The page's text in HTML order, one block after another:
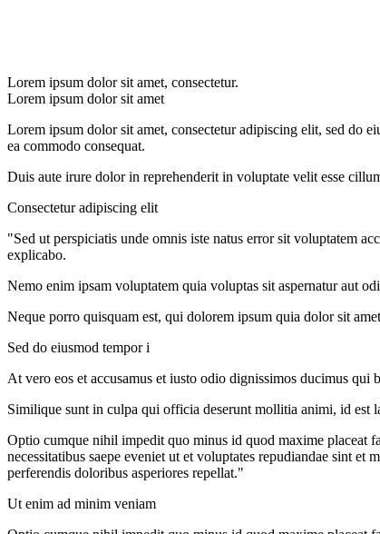
Lorem ipsum dolor sit amet, consectetur.
Lorem ipsum dolor sit amet
Lorem ipsum dolor sit amet, consectetur adipiscing elit, sed do
ea commodo consequat.
Duis aute irure dolor in reprehenderit in voluptate velit esse
Consectetur adipiscing elit
"Sed ut perspiciatis unde omnis iste natus error sit voluptatem
explicabo.
Nemo enim ipsam voluptatem quia voluptas sit aspernatur aut
Neque porro quisquam est, qui dolorem ipsum quia dolor sit
Sed do eiusmod tempor i
At vero eos et accusamus et iusto odio dignissimos ducimus
Similique sunt in culpa qui officia deserunt mollitia animi, id est
Optio cumque nihil impedit quo minus id quod maxime placeat
necessitatibus saepe eveniet ut et voluptates repudiandae sint et
perferendis doloribus asperiores repellat."
Ut enim ad minim veniam